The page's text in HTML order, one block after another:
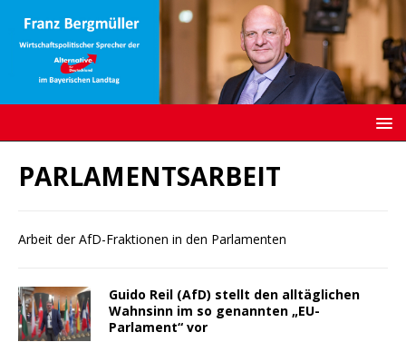
PARLAMENTSARBEIT
Arbeit der AfD-Fraktionen in den Parlamenten
Guido Reil (AfD) stellt den alltäglichen
Wahnsinn im so genannten „EU-
Parlament“ vor